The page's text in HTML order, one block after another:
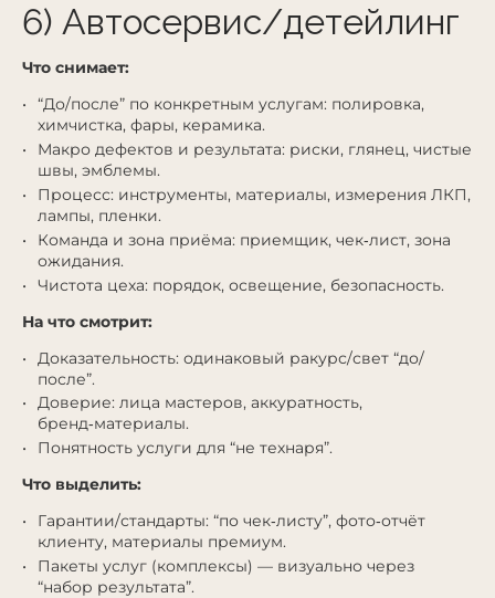
6) Автосервис/детейлинг
Что снимает:
“До/после” по конкретным услугам: полировка,
химчистка, фары, керамика.
Макро дефектов и результата: риски, глянец, чистые
швы, эмблемы.
Процесс: инструменты, материалы, измерения ЛКП,
лампы, пленки.
Команда и зона приёма: приемщик, чек‑лист, зона
ожидания.
Чистота цеха: порядок, освещение, безопасность.
На что смотрит:
Доказательность: одинаковый ракурс/свет “до/
после”.
Доверие: лица мастеров, аккуратность,
бренд‑материалы.
Понятность услуги для “не технаря”.
Что выделить:
Гарантии/стандарты: “по чек‑листу”, фото‑отчёт
клиенту, материалы премиум.
Пакеты услуг (комплексы) — визуально через
“набор результата”.